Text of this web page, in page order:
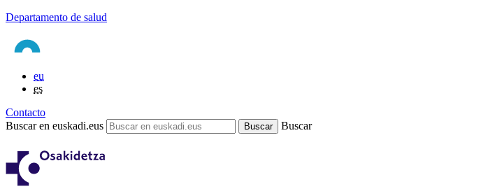
Departamento de salud
eu
es
Contacto
Buscar en euskadi.eus
Buscar